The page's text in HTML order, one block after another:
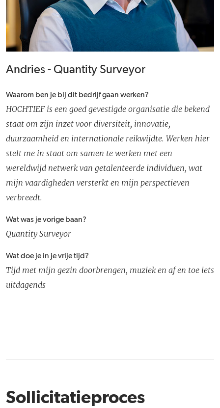
Andries - Quantity Surveyor
Waarom ben je bij dit bedrijf gaan werken?
HOCHTIEF is een goed gevestigde organisatie die bekend
staat om zijn inzet voor diversiteit, innovatie,
duurzaamheid en internationale reikwijdte. Werken hier
stelt me in staat om samen te werken met een
wereldwijd netwerk van getalenteerde individuen, wat
mijn vaardigheden versterkt en mijn perspectieven
verbreedt.
Wat was je vorige baan?
Quantity Surveyor
Wat doe je in je vrije tijd?
Tijd met mijn gezin doorbrengen, muziek en af en toe iets
uitdagends
Sollicitatieproces